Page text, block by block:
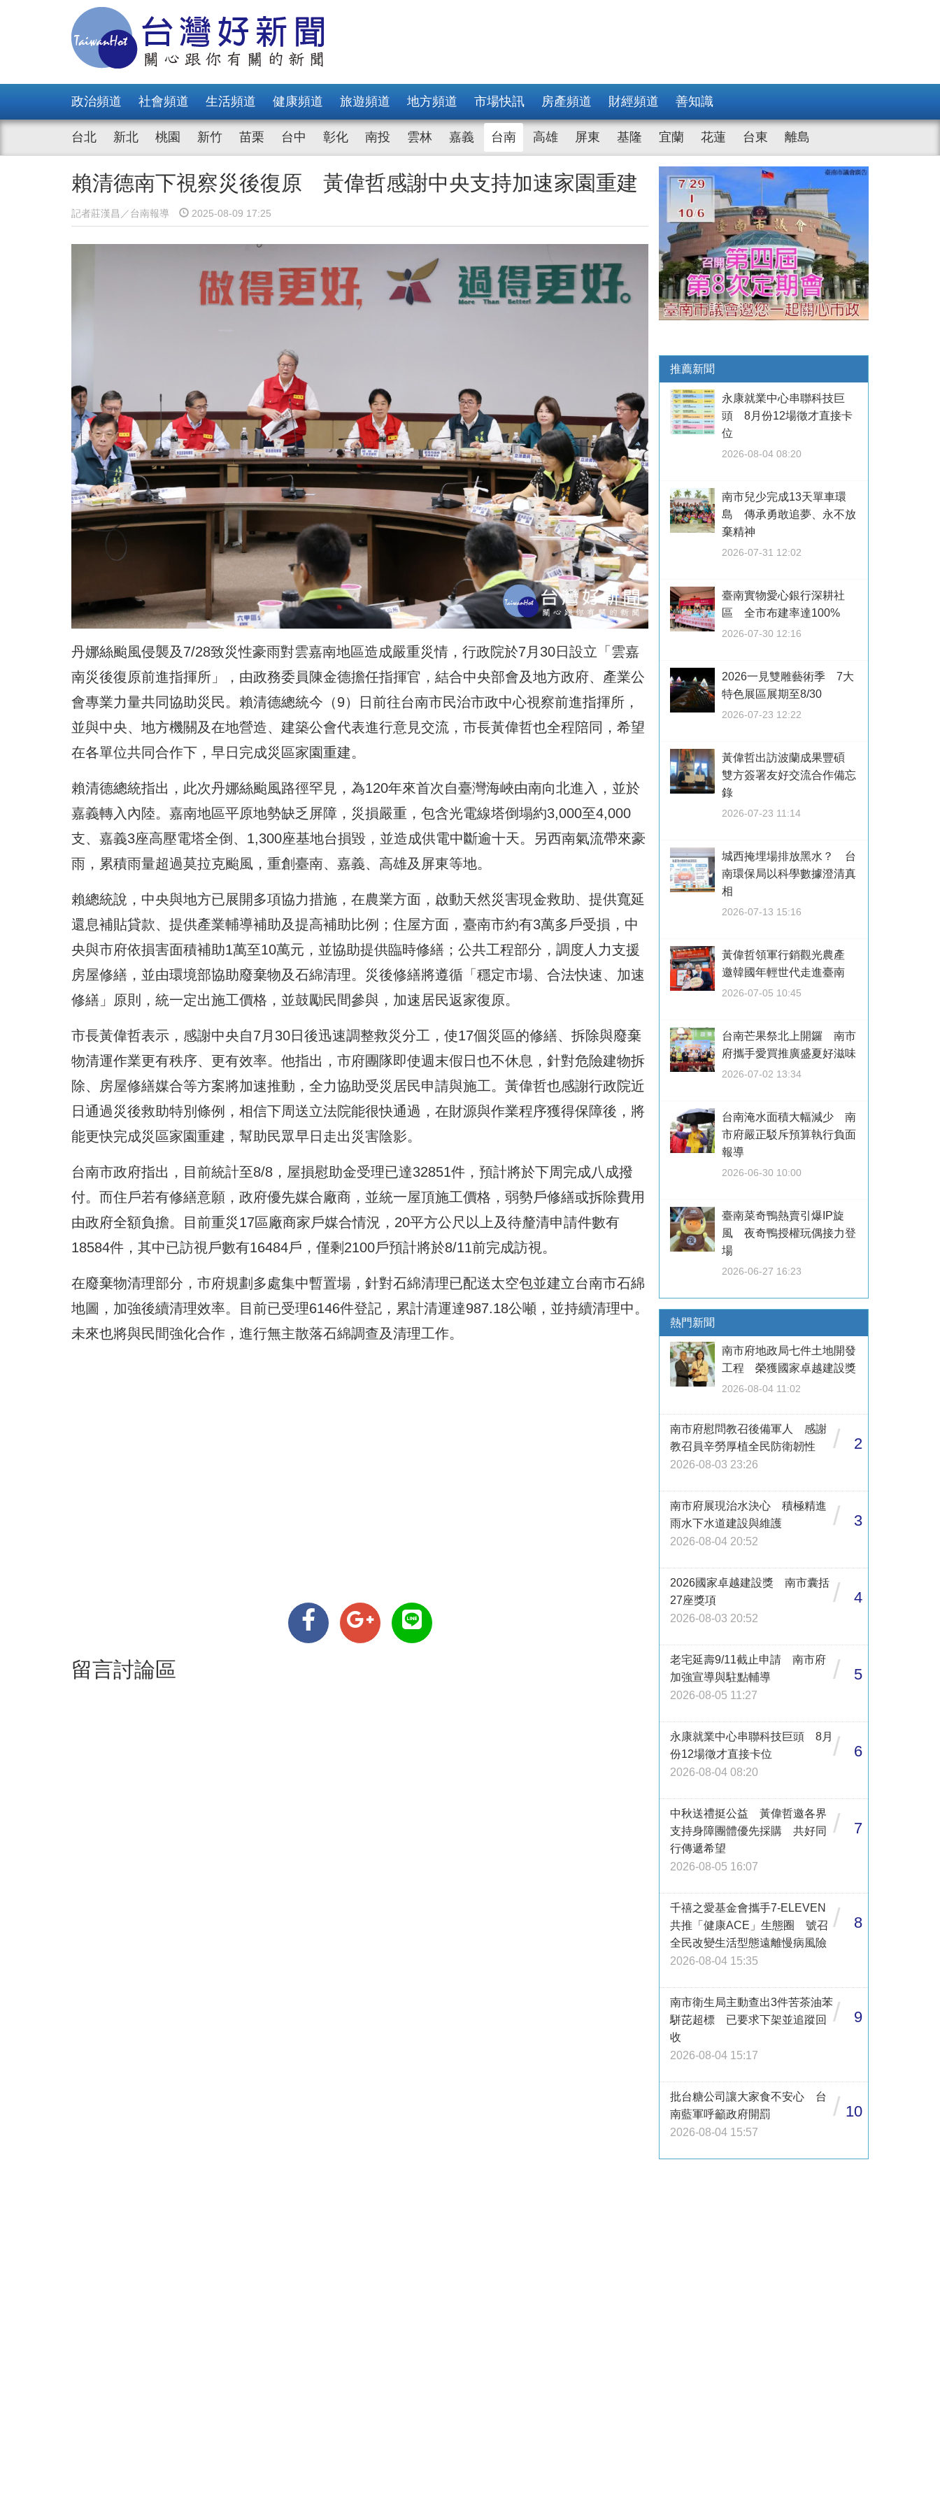
政治頻道 社會頻道 生活頻道 健康頻道 旅遊頻道 地方頻道 市場快訊 房產頻道 財經頻道 善知識
台北 新北 桃園 新竹 苗栗 台中 彰化 南投 雲林 嘉義 台南 高雄 屏東 基隆 宜蘭 花蓮 台東 離島
賴清德南下視察災後復原 黃偉哲感謝中央支持加速家園重建
記者莊漢昌／台南報導 2025-08-09 17:25
丹娜絲颱風侵襲及7/28致災性豪雨對雲嘉南地區造成嚴重災情，行政院於7月30日設立「雲嘉
南災後復原前進指揮所」，由政務委員陳金德擔任指揮官，結合中央部會及地方政府、產業公
會專業力量共同協助災民。賴清德總統今（9）日前往台南市民治市政中心視察前進指揮所，
並與中央、地方機關及在地營造、建築公會代表進行意見交流，市長黃偉哲也全程陪同，希望
在各單位共同合作下，早日完成災區家園重建。
賴清德總統指出，此次丹娜絲颱風路徑罕見，為120年來首次自臺灣海峽由南向北進入，並於
嘉義轉入內陸。嘉南地區平原地勢缺乏屏障，災損嚴重，包含光電線塔倒塌約3,000至4,000
支、嘉義3座高壓電塔全倒、1,300座基地台損毀，並造成供電中斷逾十天。另西南氣流帶來豪
雨，累積雨量超過莫拉克颱風，重創臺南、嘉義、高雄及屏東等地。
賴總統說，中央與地方已展開多項協力措施，在農業方面，啟動天然災害現金救助、提供寬延
還息補貼貸款、提供產業輔導補助及提高補助比例；住屋方面，臺南市約有3萬多戶受損，中
央與市府依損害面積補助1萬至10萬元，並協助提供臨時修繕；公共工程部分，調度人力支援
房屋修繕，並由環境部協助廢棄物及石綿清理。災後修繕將遵循「穩定市場、合法快速、加速
修繕」原則，統一定出施工價格，並鼓勵民間參與，加速居民返家復原。
市長黃偉哲表示，感謝中央自7月30日後迅速調整救災分工，使17個災區的修繕、拆除與廢棄
物清運作業更有秩序、更有效率。他指出，市府團隊即使週末假日也不休息，針對危險建物拆
除、房屋修繕媒合等方案將加速推動，全力協助受災居民申請與施工。黃偉哲也感謝行政院近
日通過災後救助特別條例，相信下周送立法院能很快通過，在財源與作業程序獲得保障後，將
能更快完成災區家園重建，幫助民眾早日走出災害陰影。
台南市政府指出，目前統計至8/8，屋損慰助金受理已達32851件，預計將於下周完成八成撥
付。而住戶若有修繕意願，政府優先媒合廠商，並統一屋頂施工價格，弱勢戶修繕或拆除費用
由政府全額負擔。目前重災17區廠商家戶媒合情況，20平方公尺以上及待釐清申請件數有
18584件，其中已訪視戶數有16484戶，僅剩2100戶預計將於8/11前完成訪視。
在廢棄物清理部分，市府規劃多處集中暫置場，針對石綿清理已配送太空包並建立台南市石綿
地圖，加強後續清理效率。目前已受理6146件登記，累計清運達987.18公噸，並持續清理中。
未來也將與民間強化合作，進行無主散落石綿調查及清理工作。
留言討論區
推薦新聞
永康就業中心串聯科技巨
頭 8月份12場徵才直接卡
位
2026-08-04 08:20
南市兒少完成13天單車環
島 傳承勇敢追夢、永不放
棄精神
2026-07-31 12:02
臺南實物愛心銀行深耕社
區 全市布建率達100%
2026-07-30 12:16
2026一見雙雕藝術季 7大
特色展區展期至8/30
2026-07-23 12:22
黃偉哲出訪波蘭成果豐碩
雙方簽署友好交流合作備忘
錄
2026-07-23 11:14
城西掩埋場排放黑水？ 台
南環保局以科學數據澄清真
相
2026-07-13 15:16
黃偉哲領軍行銷觀光農產
邀韓國年輕世代走進臺南
2026-07-05 10:45
台南芒果祭北上開鑼 南市
府攜手愛買推廣盛夏好滋味
2026-07-02 13:34
台南淹水面積大幅減少 南
市府嚴正駁斥預算執行負面
報導
2026-06-30 10:00
臺南菜奇鴨熱賣引爆IP旋
風 夜奇鴨授權玩偶接力登
場
2026-06-27 16:23
熱門新聞
南市府地政局七件土地開發
工程 榮獲國家卓越建設獎
2026-08-04 11:02
南市府慰問教召後備軍人 感謝
教召員辛勞厚植全民防衛韌性
2026-08-03 23:26
/ 2
南市府展現治水決心 積極精進
雨水下水道建設與維護
2026-08-04 20:52
/ 3
2026國家卓越建設獎 南市囊括
27座獎項
2026-08-03 20:52
/ 4
老宅延壽9/11截止申請 南市府
加強宣導與駐點輔導
2026-08-05 11:27
/ 5
永康就業中心串聯科技巨頭 8月
份12場徵才直接卡位
2026-08-04 08:20
/ 6
中秋送禮挺公益 黃偉哲邀各界
支持身障團體優先採購 共好同
行傳遞希望
2026-08-05 16:07
/ 7
千禧之愛基金會攜手7-ELEVEN
共推「健康ACE」生態圈 號召
全民改變生活型態遠離慢病風險
2026-08-04 15:35
/ 8
南市衛生局主動查出3件苦茶油苯
駢芘超標 已要求下架並追蹤回
收
2026-08-04 15:17
/ 9
批台糖公司讓大家食不安心 台
南藍軍呼籲政府開罰
2026-08-04 15:57
/ 10